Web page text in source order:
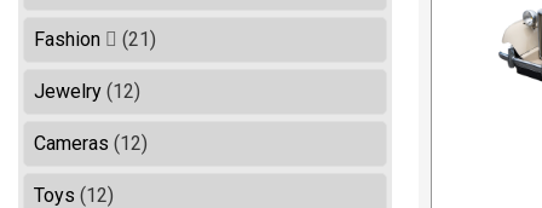
Fashion (21)
Jewelry (12)
Cameras (12)
Toys (12)